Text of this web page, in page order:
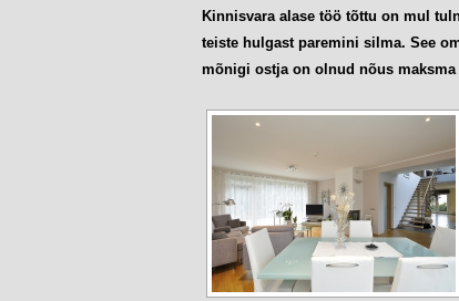
Kinnisvara alase töö tõttu on mul
teiste hulgast paremini silma. See
mõnigi ostja on olnud nõus